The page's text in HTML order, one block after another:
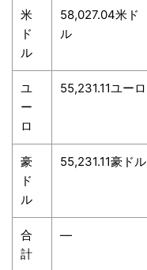
米
ド
ル
58,027.04米ド
ル
ユ
ー
ロ
55,231.11ユーロ
豪
ド
ル
55,231.11豪ドル
合
計
―